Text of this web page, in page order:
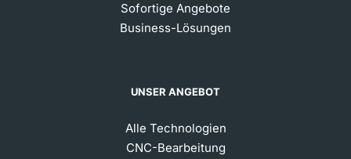
Sofortige Angebote
Business-Lösungen
UNSER ANGEBOT
Alle Technologien
CNC-Bearbeitung